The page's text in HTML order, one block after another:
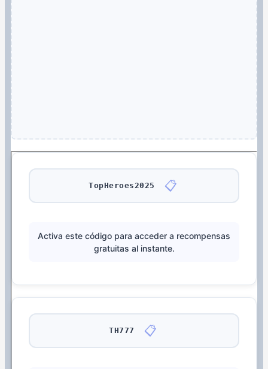
TopHeroes2025 📋
Activa este código para acceder a recompensas
gratuitas al instante.
TH777 📋